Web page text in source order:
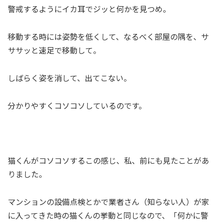
警戒するようにイカ耳でジッと何かを見つめ。
移動する時には姿勢を低くして、なるべく部屋の隅を、サ
ササッと速足で移動して。
しばらく姿を消して、出てこない。
分かりやすくコソコソしているのです。
猫くんがコソコソするこの感じ、私、前にも見たことがあ
りました。
マンションの設備点検とかで業者さん（知らない人）が家
に入ってきた時の猫くんの挙動と同じなので、「何かに警